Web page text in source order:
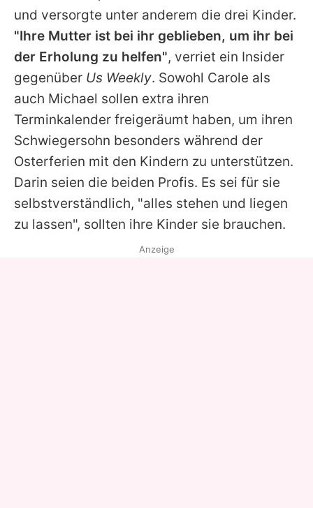
und versorgte unter anderem die drei Kinder.
"Ihre Mutter ist bei ihr geblieben, um ihr bei
der Erholung zu helfen", verriet ein Insider
gegenüber Us Weekly. Sowohl Carole als
auch Michael sollen extra ihren
Terminkalender freigeräumt haben, um ihren
Schwiegersohn besonders während der
Osterferien mit den Kindern zu unterstützen.
Darin seien die beiden Profis. Es sei für sie
selbstverständlich, "alles stehen und liegen
zu lassen", sollten ihre Kinder sie brauchen.
Anzeige